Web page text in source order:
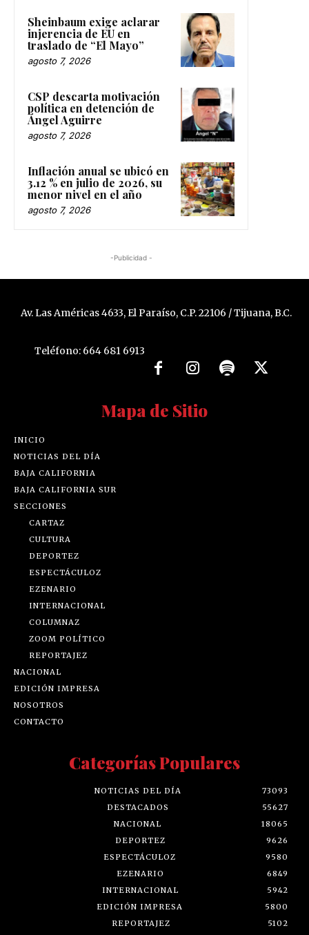
Sheinbaum exige aclarar
injerencia de EU en
traslado de “El Mayo”
agosto 7, 2026
CSP descarta motivación
política en detención de
Ángel Aguirre
agosto 7, 2026
Inflación anual se ubicó en
3.12 % en julio de 2026, su
menor nivel en el año
agosto 7, 2026
-Publicidad -
Av. Las Américas 4633, El Paraíso, C.P. 22106 / Tijuana, B.C.
Teléfono: 664 681 6913
Mapa de Sitio
INICIO
NOTICIAS DEL DÍA
BAJA CALIFORNIA
BAJA CALIFORNIA SUR
SECCIONES
CARTAZ
CULTURA
DEPORTEZ
ESPECTÁCULOZ
EZENARIO
INTERNACIONAL
COLUMNAZ
ZOOM POLÍTICO
REPORTAJEZ
NACIONAL
EDICIÓN IMPRESA
NOSOTROS
CONTACTO
Categorías Populares
NOTICIAS DEL DÍA
73093
DESTACADOS
55627
NACIONAL
18065
DEPORTEZ
9626
ESPECTÁCULOZ
9580
EZENARIO
6849
INTERNACIONAL
5942
EDICIÓN IMPRESA
5800
REPORTAJEZ
5102